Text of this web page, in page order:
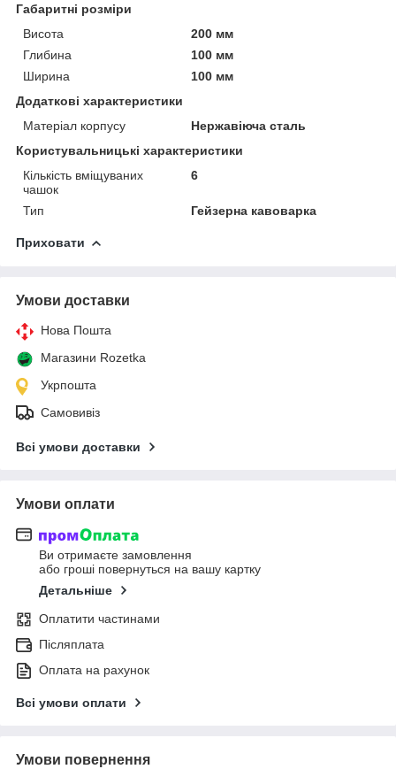
Габаритні розміри
Висота
200 мм
Глибина
100 мм
Ширина
100 мм
Додаткові характеристики
Матеріал корпусу
Нержавіюча сталь
Користувальницькі характеристики
Кількість вміщуваних
чашок
6
Тип Гейзерна кавоварка
Приховати
Умови доставки
Нова Пошта
Магазини Rozetka
Укрпошта
Самовивіз
Всі умови доставки
Умови оплати
Ви отримаєте замовлення
або гроші повернуться на вашу картку
Детальніше
Оплатити частинами
Післяплата
Оплата на рахунок
Всі умови оплати
Умови повернення